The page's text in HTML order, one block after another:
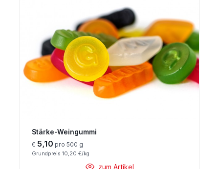
Stärke-Weingummi
€ 5,10 pro 500 g
Grundpreis 10,20 €/kg
zum Artikel